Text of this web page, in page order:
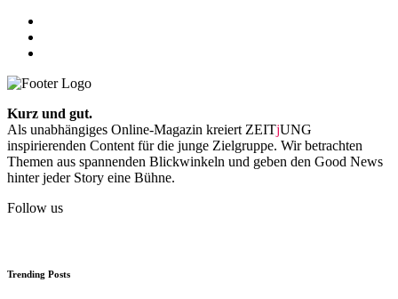
Kurz und gut.
Als unabhängiges Online-Magazin kreiert ZEITjUNG
inspirierenden Content für die junge Zielgruppe. Wir betrachten
Themen aus spannenden Blickwinkeln und geben den Good News
hinter jeder Story eine Bühne.
Follow us
Trending Posts